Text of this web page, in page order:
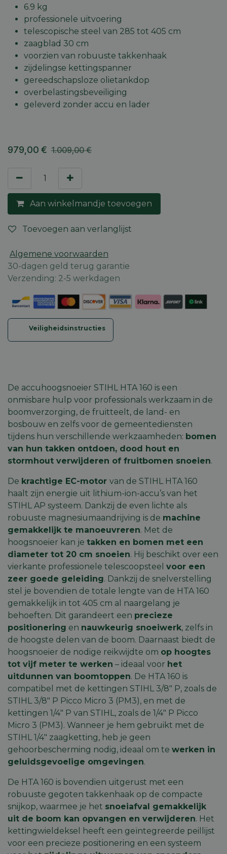
6.9 kg
professionele uitvoering
telescopische steel van 285 tot 405 cm
zaagblad 30 cm
voorzien van robuuste takkenhaak
zijdelingse kettingspanner
gereedschapsloze olietankdop
overbelastingsbeveiliging
geleverd zonder accu en lader
979,00 € 1.009,00€
Aan winkelmandje toevoegen
Toevoegen aan verlanglijst
Algemene voorwaarden
30-dagen geld terug garantie
Verzending: 2-5 werkdagen
Veiligheidsinstructies
De accuhoogsnoeier STIHL HTA 160 is een
onmisbare hulp voor professionals werkzaam in de
boomverzorging, de fruitteelt, de land- en
bosbouw en zelfs voor de gemeentediensten
tijdens hun verschillende werkzaamheden: bomen
van hun takken ontdoen, dood hout en
stormhout verwijderen of fruitbomen snoeien.
De krachtige EC-motor van de STIHL HTA 160
haalt zijn energie uit lithium-ion-accu’s van het
STIHL AP systeem. Dankzij de even lichte als
robuuste magnesiumaandrijving is de machine
gemakkelijk te manoeuvreren. Met de
hoogsnoeier kan je takken en bomen met een
diameter tot 20 cm snoeien. Hij beschikt over een
vierkante professionele telescoopsteel voor een
zeer goede geleiding. Dankzij de snelverstelling
stel je bovendien de totale lengte van de HTA 160
gemakkelijk in tot 405 cm al naargelang je
behoeften. Dit garandeert een precieze
positionering en nauwkeurig snoeiwerk, zelfs in
de hoogste delen van de boom. Daarnaast biedt de
hoogsnoeier de nodige reikwijdte om op hoogtes
tot vijf meter te werken – ideaal voor het
uitdunnen van boomtoppen. De HTA 160 is
compatibel met de kettingen STIHL 3/8" P, zoals de
STIHL 3/8" P Picco Micro 3 (PM3), en met de
kettingen 1/4" P van STIHL, zoals de 1/4" P Picco
Micro 3 (PM3). Wanneer je hem gebruikt met de
STIHL 1/4" zaagketting, heb je geen
gehoorbescherming nodig, ideaal om te werken in
geluidsgevoelige omgevingen.
De HTA 160 is bovendien uitgerust met een
robuuste gegoten takkenhaak op de compacte
snijkop, waarmee je het snoeiafval gemakkelijk
uit de boom kan opvangen en verwijderen. Het
kettingwieldeksel heeft een geïntegreerde peillijst
voor een precieze positionering en een systeem